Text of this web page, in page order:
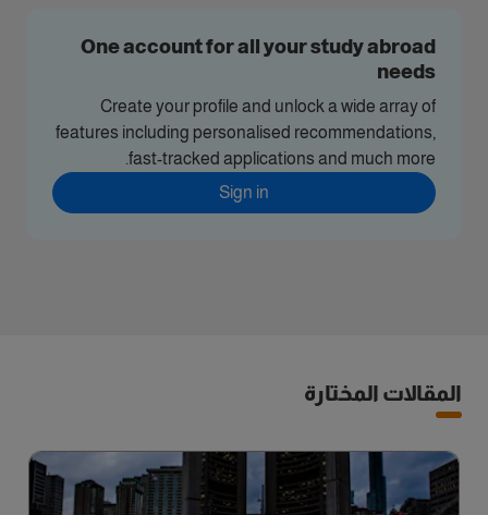
One account for all your study abroad
needs
Create your profile and unlock a wide array of
features including personalised recommendations,
fast-tracked applications and much more.
Sign in
المقالات المختارة